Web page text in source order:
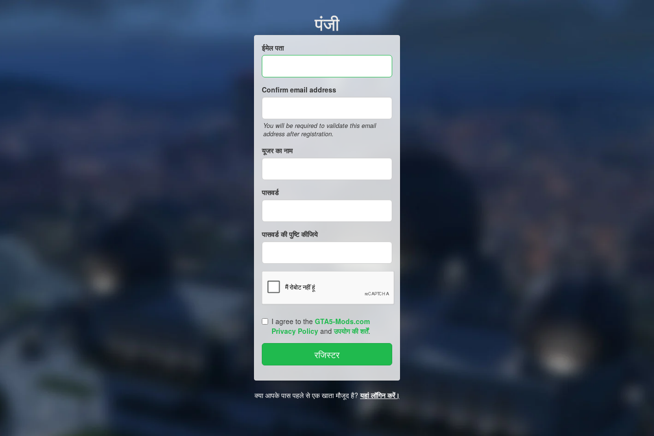
पंजी
ईमेल पता
Confirm email address
You will be required to validate this email
address after registration.
यूजर का नाम
पासवर्ड
पासवर्ड की पुष्टि कीजिये
I agree to the GTA5-Mods.com
Privacy Policy andउपयोग की शर्तें.
क्या आपके पास पहले से एक खाता मौजूद है?यहां लॉगिन करें।